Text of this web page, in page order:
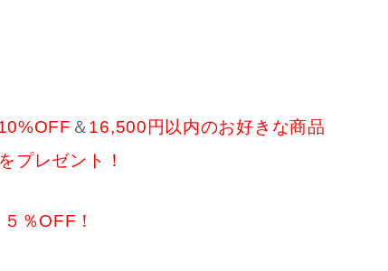
＆16,500円以内のお好きな商品
をプレゼント！
５％OFF！